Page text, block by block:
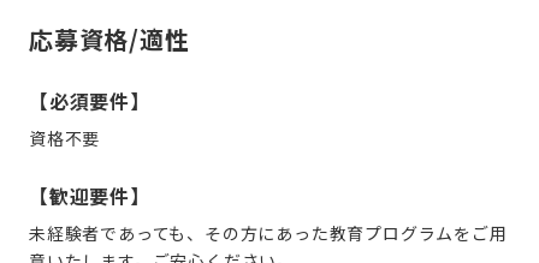
応募資格/適性
【必須要件】
資格不要
【歓迎要件】
未経験者であっても、その方にあった教育プログラムをご用